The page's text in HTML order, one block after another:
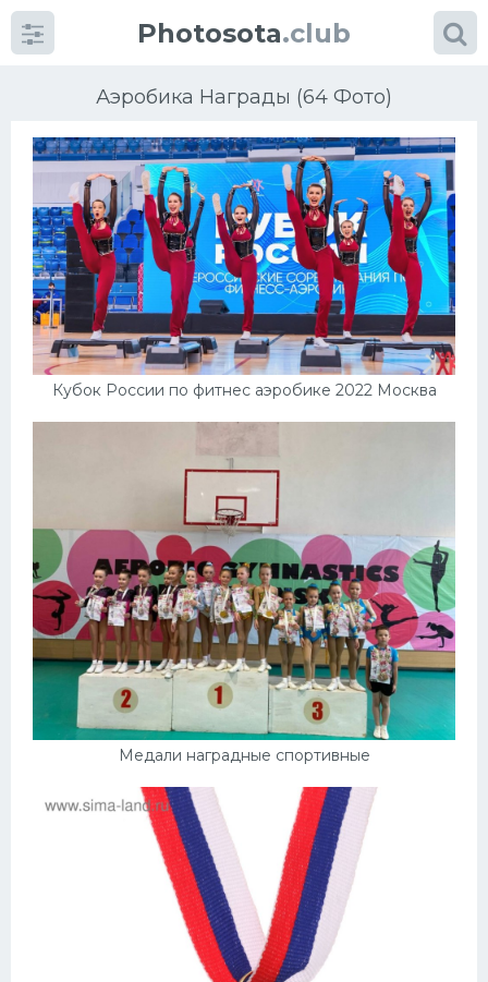
Photosota.club
Аэробика Награды (64 Фото)
Кубок России по фитнес аэробике 2022 Москва
Медали наградные спортивные
Категории Фото
Еще картинки...
Футбол
Конькобежный спорт
Тренажеры
Интерьер квартиры